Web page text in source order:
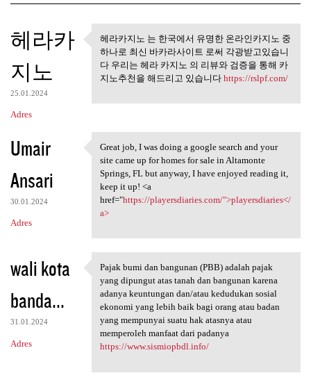
K
o
m
e
n
a
r
z
e
헤라카
지노
25.01.2024
Adres
헤라카지노 는 한국에서 유명한
온라인카지노 중 하나로
헤라카지노 는 한국에서 유명한 온라인카지노 중
하나로 최신 바카라사이트 로써 각광받고있습니
다 우리는 헤라 카지노 의 리뷰와 검증을 통해 카
지노추천을 해드리고 있습니다 https://rslpf.com/
Umair
Ansari
30.01.2024
Adres
Great job, I was doing a
Great job, I was doing a google search and your
site came up for homes for sale in Altamonte
Springs, FL but anyway, I have enjoyed reading it,
keep it up! <a
href="https://playersdiaries.com/">playersdiaries</
a>
wali kota
banda...
31.01.2024
Adres
Pajak bumi dan bangunan (PBB)
Pajak bumi dan bangunan (PBB) adalah pajak
yang dipungut atas tanah dan bangunan karena
adanya keuntungan dan/atau kedudukan sosial
ekonomi yang lebih baik bagi orang atau badan
yang mempunyai suatu hak atasnya atau
memperoleh manfaat dari padanya
https://www.sismiopbdl.info/